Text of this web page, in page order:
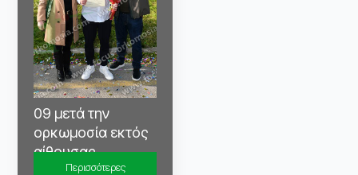
09 μετά την
ορκωμοσία εκτός
αίθουσας
Περισσότερες